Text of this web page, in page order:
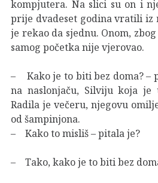
kompjutera. Na slici su on i
prije dvadeset godina vratili iz
je rekao da sjednu. Onom,
samog početka nije vjerovao.
– Kako je to biti bez doma? –
na naslonjaču, Silviju koja
Radila je večeru, njegovu
od šampinjona.
– Kako to misliš – pitala je?
– Tako, kako je to biti bez